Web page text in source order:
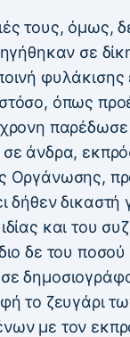
τους, όμως,
σε
φυλάκισης
όπως
παρέδωσε
άνδρα,
Οργάνωσης,
δήθεν δικαστή
και του
δε του
το ζευγάρι
με τον